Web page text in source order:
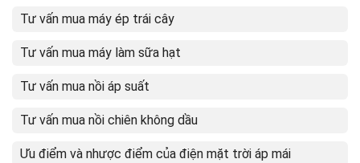
Tư vấn mua máy ép trái cây
Tư vấn mua máy làm sữa hạt
Tư vấn mua nồi áp suất
Tư vấn mua nồi chiên không dầu
Ưu điểm và nhược điểm của điện mặt trời áp mái